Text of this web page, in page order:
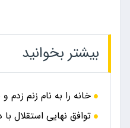
بیشتر بخوانید
خانه را به نام زنم زدم
توافق نهایی استقلال